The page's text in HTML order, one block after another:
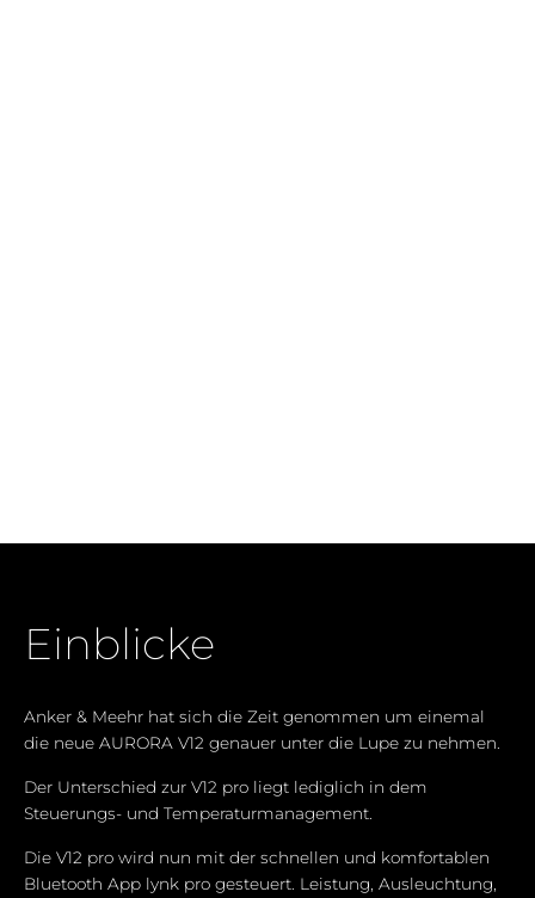
Einblicke
Anker & Meehr hat sich die Zeit genommen um einemal
die neue AURORA V12 genauer unter die Lupe zu nehmen.
Der Unterschied zur V12 pro liegt lediglich in dem
Steuerungs- und Temperaturmanagement.
Die V12 pro wird nun mit der schnellen und komfortablen
Bluetooth App lynk pro gesteuert. Leistung, Ausleuchtung,